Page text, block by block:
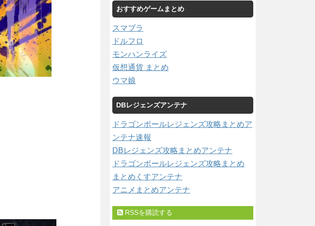
おすすめゲームまとめ
スマブラ
ドルフロ
モンハンライズ
仮想通貨 まとめ
ウマ娘
DBレジェンズアンテナ
ドラゴンボールレジェンズ攻略まとめア
ンテナ速報
DBレジェンズ攻略まとめアンテナ
ドラゴンボールレジェンズ攻略まとめ
まとめくすアンテナ
アニメまとめアンテナ
RSSを購読する